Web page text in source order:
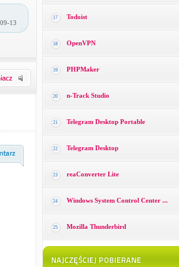
13
17 Todoist
18 OpenVPN
19 PHPMaker
20 n-Track Studio
21 Telegram Desktop Portable
22 Telegram Desktop
23 reaConverter Lite
24 Windows System Control Center ...
25 Mozilla Thunderbird